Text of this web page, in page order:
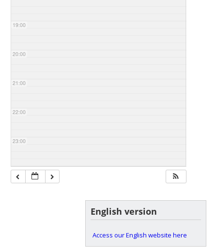
19:00
20:00
21:00
22:00
23:00
English version
Access our English website here